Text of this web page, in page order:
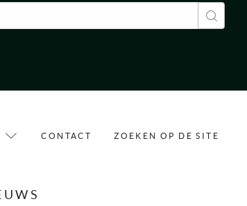
CONTACT ZOEKEN OP DE SITE